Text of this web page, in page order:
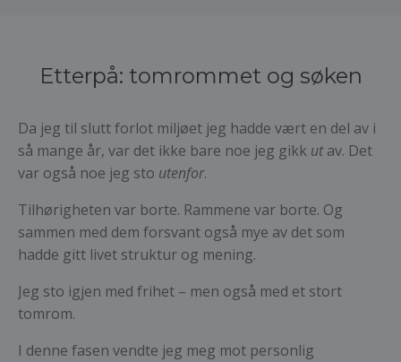
Etterpå: tomrommet og søken
Da jeg til slutt forlot miljøet jeg hadde vært en del av i
så mange år, var det ikke bare noe jeg gikk utav. Det
var også noe jeg sto utenfor.
Tilhørigheten var borte. Rammene var borte. Og
sammen med dem forsvant også mye av det som
hadde gitt livet struktur og mening.
Jeg sto igjen med frihet – men også med et stort
tomrom.
I denne fasen vendte jeg meg mot personlig